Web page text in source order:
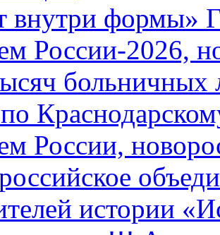
внутри формы»
России-2026,
больничных
России,
истории